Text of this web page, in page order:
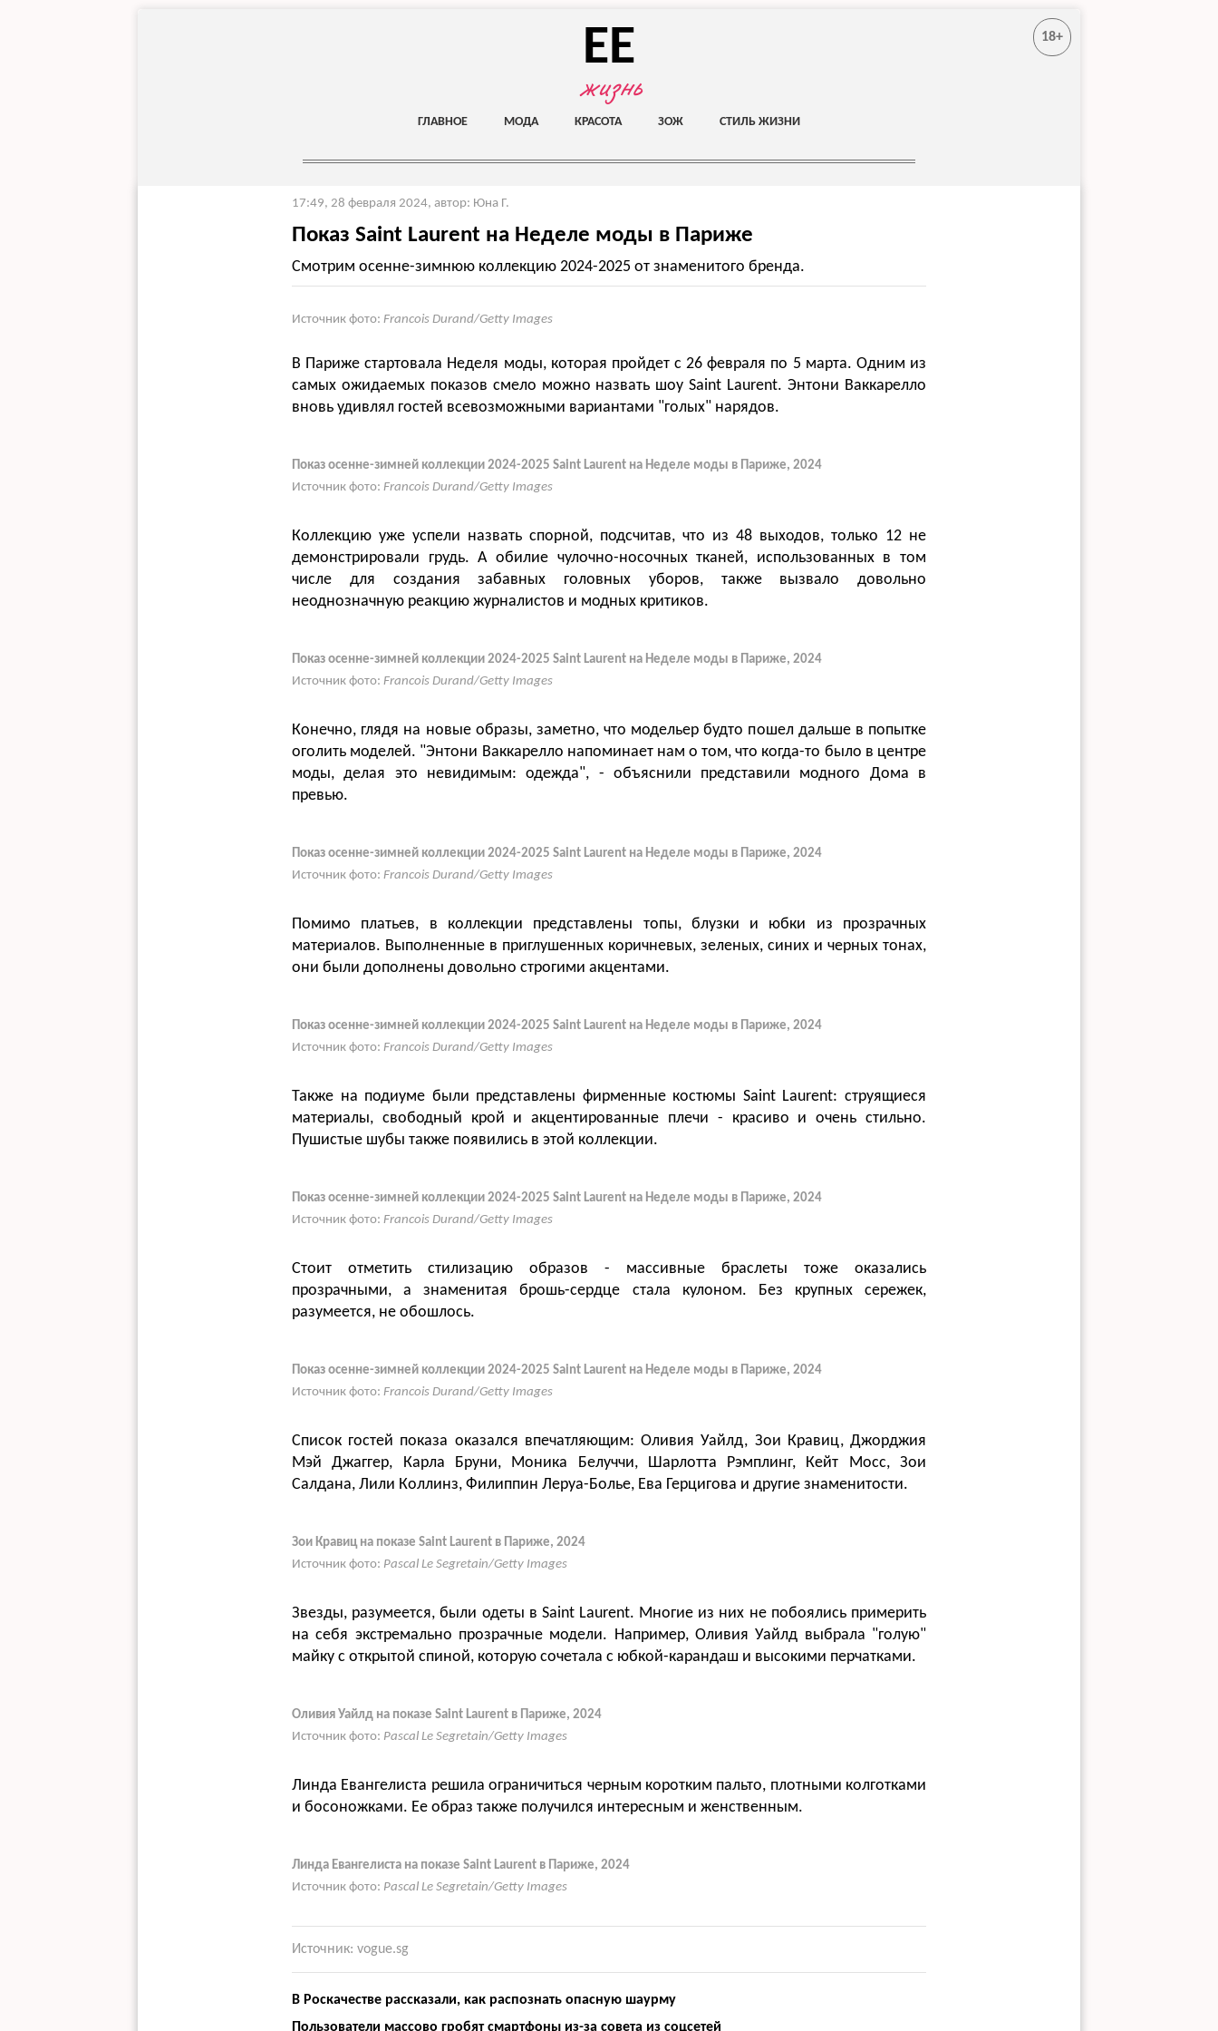
EE
жизнь
18+
ГЛАВНОЕ МОДА КРАСОТА ЗОЖ СТИЛЬ ЖИЗНИ
17:49, 28 февраля 2024, автор: Юна Г.
Показ Saint Laurent на Неделе моды в Париже
Смотрим осенне-зимнюю коллекцию 2024-2025 от знаменитого бренда.
Источник фото: Francois Durand/Getty Images
В Париже стартовала Неделя моды, которая пройдет с 26 февраля по 5 марта. Одним из
самых ожидаемых показов смело можно назвать шоу Saint Laurent. Энтони Ваккарелло
вновь удивлял гостей всевозможными вариантами "голых" нарядов.
Показ осенне-зимней коллекции 2024-2025 Saint Laurent на Неделе моды в Париже, 2024
Источник фото: Francois Durand/Getty Images
Коллекцию уже успели назвать спорной, подсчитав, что из 48 выходов, только 12 не
демонстрировали грудь. А обилие чулочно-носочных тканей, использованных в том
числе для создания забавных головных уборов, также вызвало довольно
неоднозначную реакцию журналистов и модных критиков.
Показ осенне-зимней коллекции 2024-2025 Saint Laurent на Неделе моды в Париже, 2024
Источник фото: Francois Durand/Getty Images
Конечно, глядя на новые образы, заметно, что модельер будто пошел дальше в попытке
оголить моделей. "Энтони Ваккарелло напоминает нам о том, что когда-то было в центре
моды, делая это невидимым: одежда", - объяснили представили модного Дома в
превью.
Показ осенне-зимней коллекции 2024-2025 Saint Laurent на Неделе моды в Париже, 2024
Источник фото: Francois Durand/Getty Images
Помимо платьев, в коллекции представлены топы, блузки и юбки из прозрачных
материалов. Выполненные в приглушенных коричневых, зеленых, синих и черных тонах,
они были дополнены довольно строгими акцентами.
Показ осенне-зимней коллекции 2024-2025 Saint Laurent на Неделе моды в Париже, 2024
Источник фото: Francois Durand/Getty Images
Также на подиуме были представлены фирменные костюмы Saint Laurent: струящиеся
материалы, свободный крой и акцентированные плечи - красиво и очень стильно.
Пушистые шубы также появились в этой коллекции.
Показ осенне-зимней коллекции 2024-2025 Saint Laurent на Неделе моды в Париже, 2024
Источник фото: Francois Durand/Getty Images
Стоит отметить стилизацию образов - массивные браслеты тоже оказались
прозрачными, а знаменитая брошь-сердце стала кулоном. Без крупных сережек,
разумеется, не обошлось.
Показ осенне-зимней коллекции 2024-2025 Saint Laurent на Неделе моды в Париже, 2024
Источник фото: Francois Durand/Getty Images
Список гостей показа оказался впечатляющим: Оливия Уайлд, Зои Кравиц, Джорджия
Мэй Джаггер, Карла Бруни, Моника Белуччи, Шарлотта Рэмплинг, Кейт Мосс, Зои
Салдана, Лили Коллинз, Филиппин Леруа-Болье, Ева Герцигова и другие знаменитости.
Зои Кравиц на показе Saint Laurent в Париже, 2024
Источник фото: Pascal Le Segretain/Getty Images
Звезды, разумеется, были одеты в Saint Laurent. Многие из них не побоялись примерить
на себя экстремально прозрачные модели. Например, Оливия Уайлд выбрала "голую"
майку с открытой спиной, которую сочетала с юбкой-карандаш и высокими перчатками.
Оливия Уайлд на показе Saint Laurent в Париже, 2024
Источник фото: Pascal Le Segretain/Getty Images
Линда Евангелиста решила ограничиться черным коротким пальто, плотными колготками
и босоножками. Ее образ также получился интересным и женственным.
Линда Евангелиста на показе Saint Laurent в Париже, 2024
Источник фото: Pascal Le Segretain/Getty Images
Источник: vogue.sg
В Роскачестве рассказали, как распознать опасную шаурму
Пользователи массово гробят смартфоны из-за совета из соцсетей